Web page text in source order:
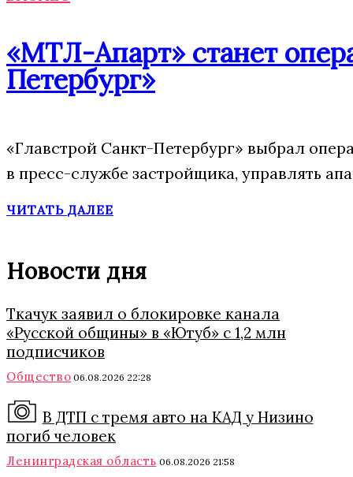
«МТЛ-Апарт» станет
Петербург»
«Главстрой Санкт-Петербург» выбрал
в пресс-службе застройщика, управлять
ЧИТАТЬ ДАЛЕЕ
Новости дня
Ткачук заявил о блокировке канала
«Русской общины» в «Ютуб» с 1,2 млн
подписчиков
Общество 06.08.2026 22:28
В ДТП с тремя авто на КАД у Низино
погиб человек
Ленинградская область 06.08.2026 21:58